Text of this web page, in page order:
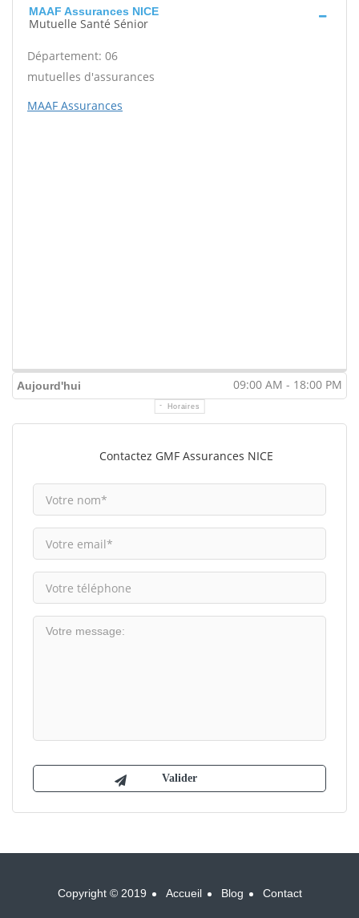
MAAF Assurances NICE
Mutuelle Santé Sénior
Département: 06
mutuelles d'assurances
MAAF Assurances
Aujourd'hui 09:00 AM - 18:00 PM
Horaires
Contactez GMF Assurances NICE
Copyright © 2019 Accueil Blog Contact